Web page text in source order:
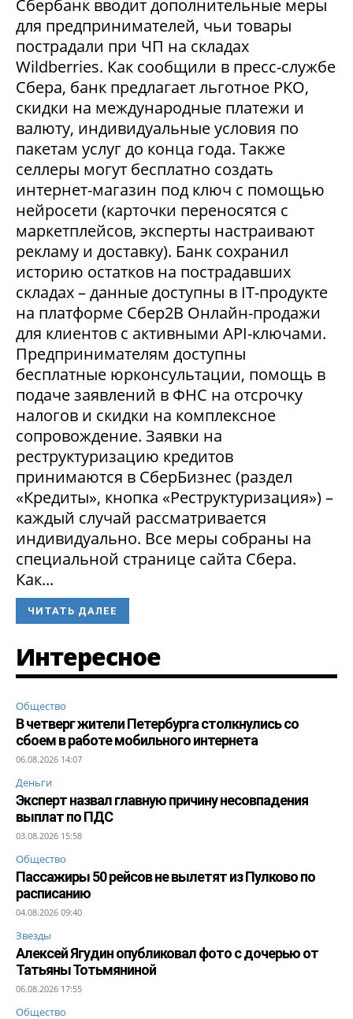
Сбербанк вводит дополнительные меры
для предпринимателей, чьи товары
пострадали при ЧП на складах
Wildberries. Как сообщили в пресс-службе
Сбера, банк предлагает льготное РКО,
скидки на международные платежи и
валюту, индивидуальные условия по
пакетам услуг до конца года. Также
селлеры могут бесплатно создать
интернет-магазин под ключ с помощью
нейросети (карточки переносятся с
маркетплейсов, эксперты настраивают
рекламу и доставку). Банк сохранил
историю остатков на пострадавших
складах – данные доступны в IT-продукте
на платформе Сбер2В Онлайн-продажи
для клиентов с активными API-ключами.
Предпринимателям доступны
бесплатные юрконсультации, помощь в
подаче заявлений в ФНС на отсрочку
налогов и скидки на комплексное
сопровождение. Заявки на
реструктуризацию кредитов
принимаются в СберБизнес (раздел
«Кредиты», кнопка «Реструктуризация») –
каждый случай рассматривается
индивидуально. Все меры собраны на
специальной странице сайта Сбера.
Как...
ЧИТАТЬ ДАЛЕЕ
Интересное
Общество
В четверг жители Петербурга столкнулись со
сбоем в работе мобильного интернета
06.08.2026 14:07
Деньги
Эксперт назвал главную причину несовпадения
выплат по ПДС
03.08.2026 15:58
Общество
Пассажиры 50 рейсов не вылетят из Пулково по
расписанию
04.08.2026 09:40
Звезды
Алексей Ягудин опубликовал фото с дочерью от
Татьяны Тотьмяниной
06.08.2026 17:55
Общество